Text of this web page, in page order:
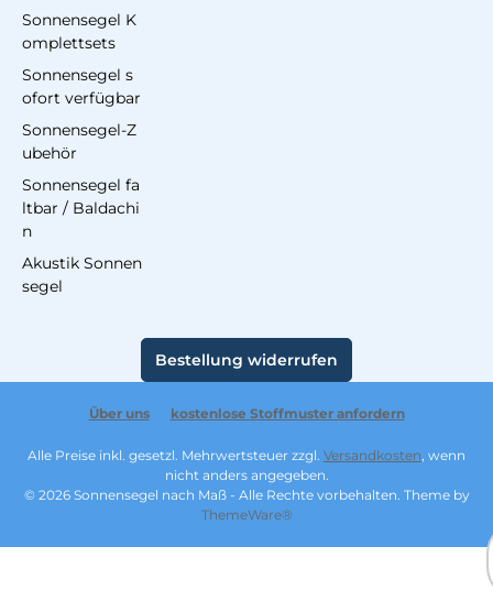
Sonnensegel K
omplettsets
Sonnensegel s
ofort verfügbar
Sonnensegel-Z
ubehör
Sonnensegel fa
ltbar / Baldachi
n
Akustik Sonnen
segel
Bestellung widerrufen
Über uns kostenlose Stoffmuster anfordern
Alle Preise inkl. gesetzl. Mehrwertsteuer zzgl. Versandkosten, wenn
nicht anders angegeben.
© 2026 Sonnensegel nach Maß - Alle Rechte vorbehalten. Theme by
ThemeWare®